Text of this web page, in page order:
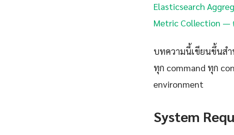
Elasticsearch
Metric Collection
บทความนี้เขียนขึ้นส
ทุก command ทุก
environment
System